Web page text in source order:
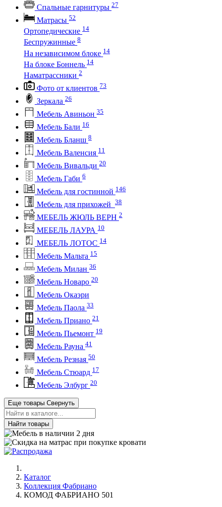
Спальные гарнитуры 27
Матрасы 52
Ортопедические 14
Беспружинные 8
На независимом блоке 14
На блоке Боннель 14
Наматрассники 2
Фото от клиентов 73
Зеркала 26
Мебель Авиньон 35
Мебель Бали 16
Мебель Бланш 8
Мебель Валенсия 11
Мебель Вивальди 20
Мебель Габи 6
Мебель для гостинной 146
Мебель для прихожей 38
МЕБЕЛЬ ЖЮЛЬ ВЕРН 2
МЕБЕЛЬ ЛАУРА 10
МЕБЕЛЬ ЛОТОС 14
Мебель Мальта 15
Мебель Милан 36
Мебель Новаро 20
Мебель Окаэри
Мебель Паола 33
Мебель Приано 21
Мебель Пьемонт 19
Мебель Рауна 41
Мебель Резная 50
Мебель Стюард 17
Мебель Элбург 20
Еще товары Свернуть
Найти товары
Каталог
Коллекция Фабриано
КОМОД ФАБРИАНО 501